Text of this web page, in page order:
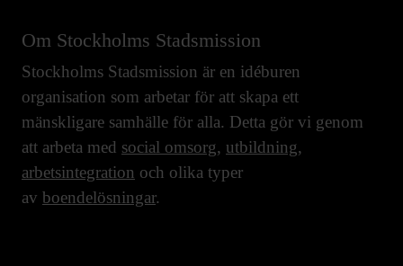
Om Stockholms Stadsmission
Stockholms Stadsmission är en idéburen
organisation som arbetar för att skapa ett
mänskligare samhälle för alla. Detta gör vi genom
att arbeta med social omsorg, utbildning,
arbetsintegration och olika typer
av boendelösningar.